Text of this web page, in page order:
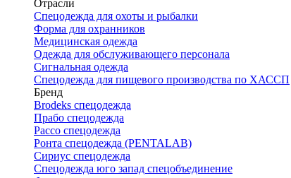
Отрасли
Спецодежда для охоты и рыбалки
Форма для охранников
Медицинская одежда
Одежда для обслуживающего персонала
Сигнальная одежда
Спецодежда для пищевого производства по ХАССП
Бренд
Brodeks спецодежда
Прабо спецодежда
Рассо спецодежда
Ронта спецодежда (PENTALAB)
Сириус спецодежда
Спецодежда юго запад спецобъединение